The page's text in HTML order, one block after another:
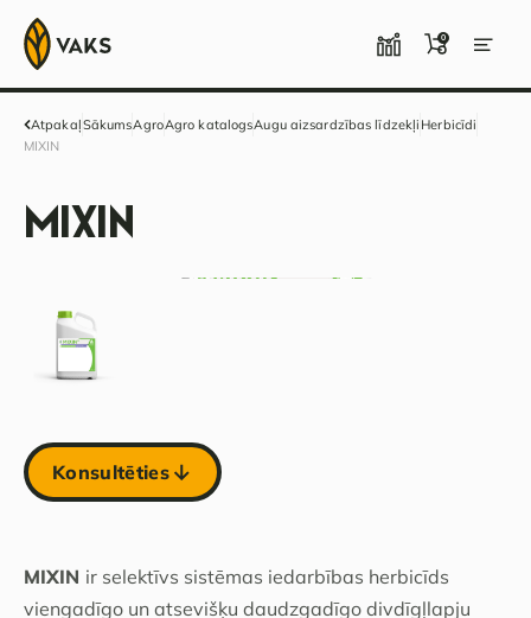
0
AtpakaļSākumsAgroAgro katalogsAugu aizsardzības līdzekļi Herbicīdi
MIXIN
MIXIN
Konsultēties
MIXIN ir selektīvs sistēmas iedarbības herbicīds
viengadīgo un atsevišķu daudzgadīgo divdīgļlapju